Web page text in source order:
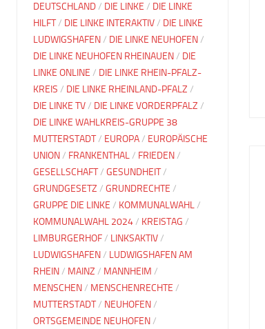
DEUTSCHLAND/ DIE LINKE / DIE LINKE
HILFT/ DIE LINKE INTERAKTIV/ DIE LINKE
LUDWIGSHAFEN/ DIE LINKE NEUHOFEN/
DIE LINKE NEUHOFEN RHEINAUEN/ DIE
LINKE ONLINE / DIE LINKE RHEIN-PFALZ-
KREIS / DIE LINKE RHEINLAND-PFALZ /
DIE LINKE TV/ DIE LINKE VORDERPFALZ /
DIE LINKE WAHLKREIS-GRUPPE 38
MUTTERSTADT/ EUROPA/ EUROPÄISCHE
UNION/ FRANKENTHAL/ FRIEDEN/
GESELLSCHAFT/ GESUNDHEIT/
GRUNDGESETZ / GRUNDRECHTE /
GRUPPE DIE LINKE / KOMMUNALWAHL/
KOMMUNALWAHL 2024/ KREISTAG /
LIMBURGERHOF/ LINKSAKTIV/
LUDWIGSHAFEN/ LUDWIGSHAFEN AM
RHEIN/ MAINZ / MANNHEIM /
MENSCHEN/ MENSCHENRECHTE /
MUTTERSTADT/ NEUHOFEN/
ORTSGEMEINDE NEUHOFEN/